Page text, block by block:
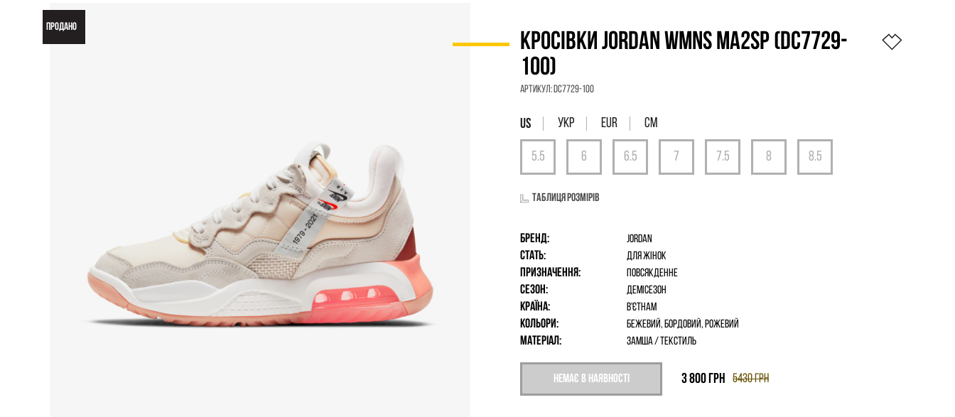
ПРОДАНО
КРОСІВКИ JORDAN WMNS MA2SP (DC7729-
100)
Артикул:DC7729-100
УКР EUR СМ
Таблиця розмірів
Бренд: Jordan
Стать: для жінок
Призначення: Повсякденне
Сезон: Демісезон
Країна: В'єтнам
Кольори: Бежевий, Бордовий, Рожевий
Матеріал: замша / текстиль
Немає в наявності 5430грн
3 800 грн